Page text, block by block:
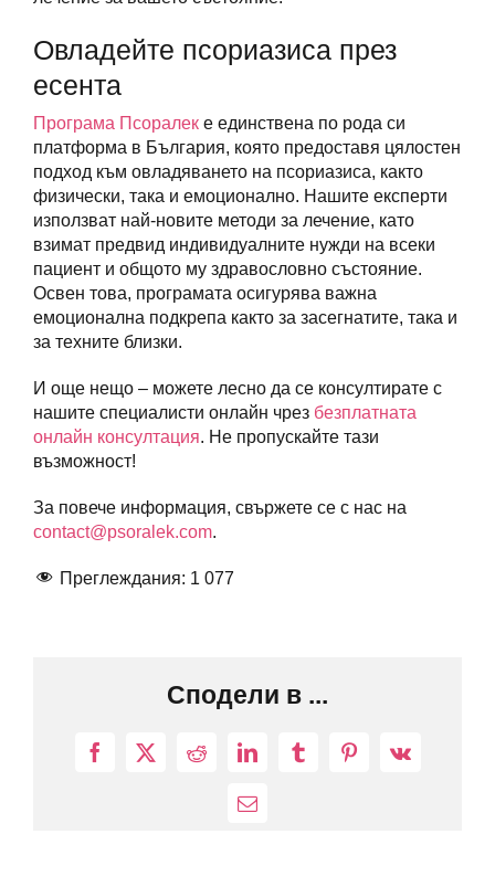
Овладейте псориазиса през
есента
Програма Псоралек е единствена по рода си
платформа в България, която предоставя цялостен
подход към овладяването на псориазиса, както
физически, така и емоционално. Нашите експерти
използват най-новите методи за лечение, като
взимат предвид индивидуалните нужди на всеки
пациент и общото му здравословно състояние.
Освен това, програмата осигурява важна
емоционална подкрепа както за засегнатите, така и
за техните близки.
И още нещо – можете лесно да се консултирате с
нашите специалисти онлайн чрез безплатната
онлайн консултация. Не пропускайте тази
възможност!
За повече информация, свържете се с нас на
contact@psoralek.com.
Преглеждания: 1 077
Сподели в ...
Facebook
X RedditLinkedInTumblrPinterest
Vk
Електронна